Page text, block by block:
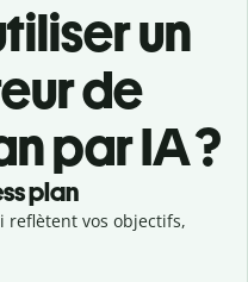
un
de
par IA ?
plan
reflètent vos objectifs,